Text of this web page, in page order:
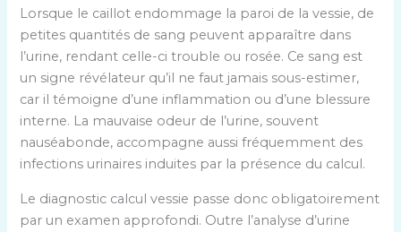
Lorsque le caillot endommage la paroi de la vessie, de
petites quantités de sang peuvent apparaître dans
l’urine, rendant celle-ci trouble ou rosée. Ce sang est
un signe révélateur qu’il ne faut jamais sous-estimer,
car il témoigne d’une inflammation ou d’une blessure
interne. La mauvaise odeur de l’urine, souvent
nauséabonde, accompagne aussi fréquemment des
infections urinaires induites par la présence du calcul.
Le diagnostic calcul vessie passe donc obligatoirement
par un examen approfondi. Outre l’analyse d’urine